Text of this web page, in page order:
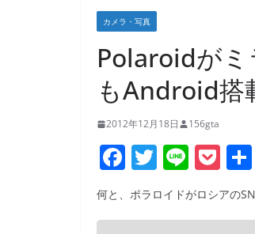
カメラ・写真
Polaroidが
もAndroid搭
2012年12月18日 156gta
F
a
c
T
w
itt
Li
n
e
P
o
ck
何と、ポラロイドがロシアの